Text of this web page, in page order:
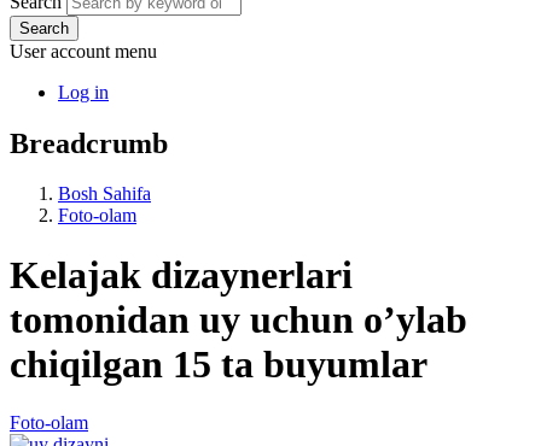
Search
User account menu
Log in
Breadcrumb
Bosh Sahifa
Foto-olam
Kelajak dizaynerlari
tomonidan uy uchun o’ylab
chiqilgan 15 ta buyumlar
Foto-olam